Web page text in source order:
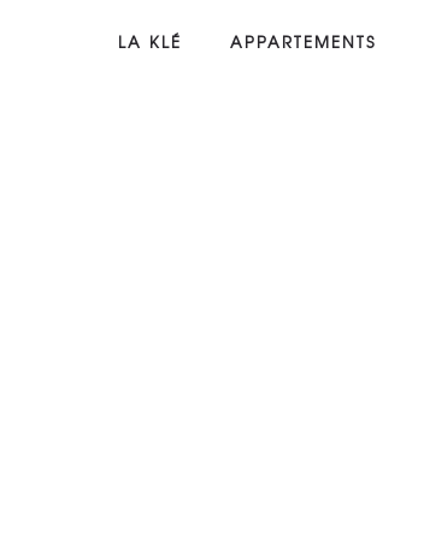
LA KLÉ APPARTEMENTS